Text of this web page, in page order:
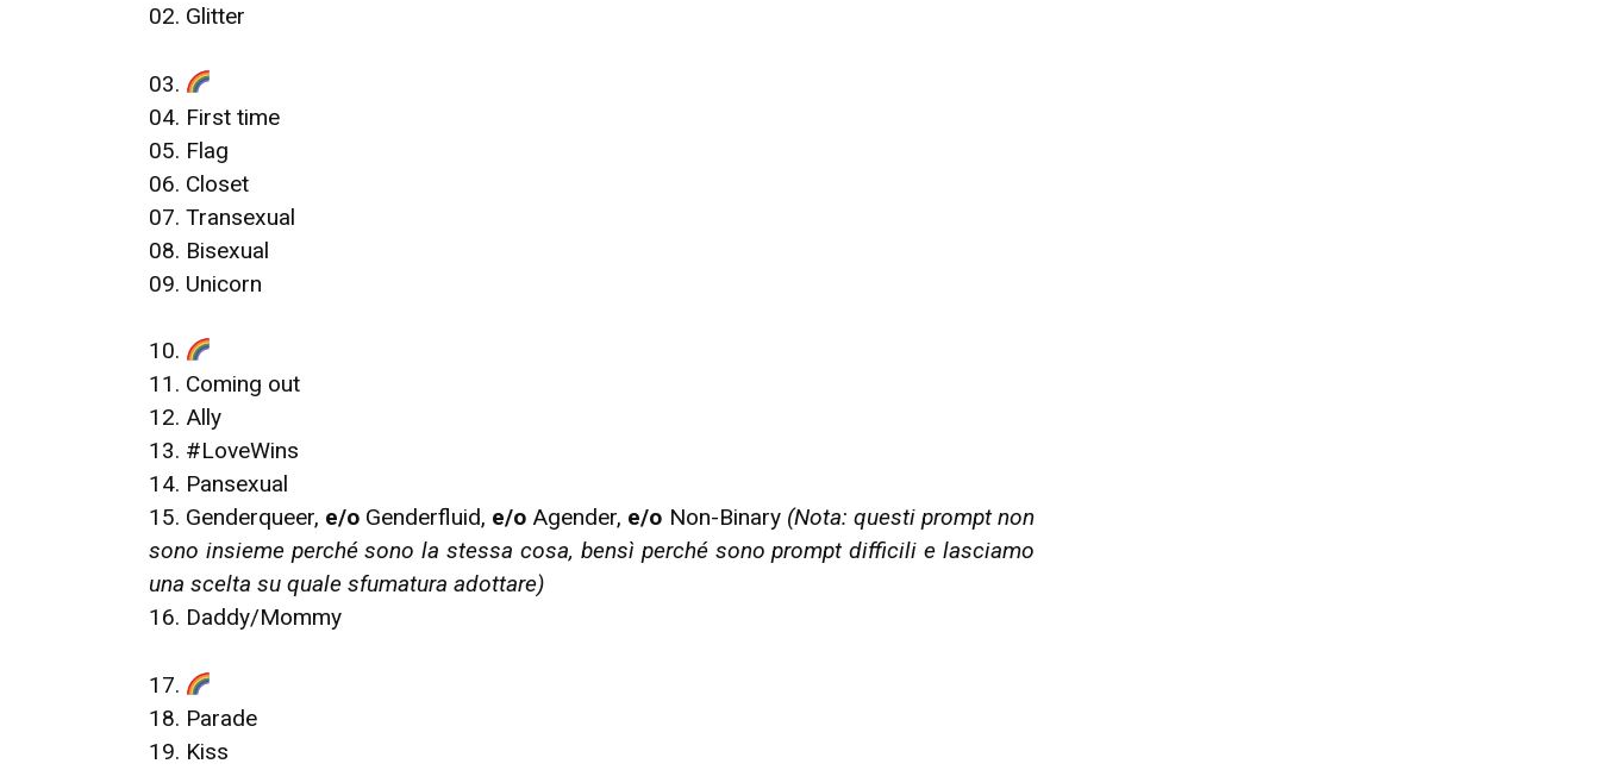
02. Glitter
03.
04. First time
05. Flag
06. Closet
07. Transexual
08. Bisexual
09. Unicorn
10.
11. Coming out
12. Ally
13. #LoveWins
14. Pansexual
15. Genderqueer, e/o Genderfluid, e/o Agender, e/o Non-Binary (Nota: questi prompt non
sono insieme perché sono la stessa cosa, bensì perché sono prompt difficili e lasciamo
una scelta su quale sfumatura adottare)
16. Daddy/Mommy
17.
18. Parade
19. Kiss